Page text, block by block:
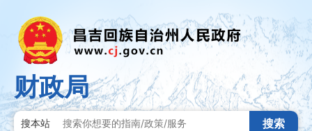
财政局
搜本站 搜索